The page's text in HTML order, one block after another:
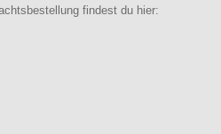
findest du hier: